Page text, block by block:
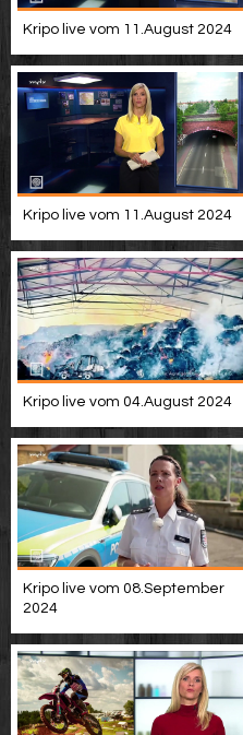
Kripo live vom 11.August 2024
Kripo live vom 11.August 2024
Kripo live vom 04.August 2024
Kripo live vom 08.September
2024